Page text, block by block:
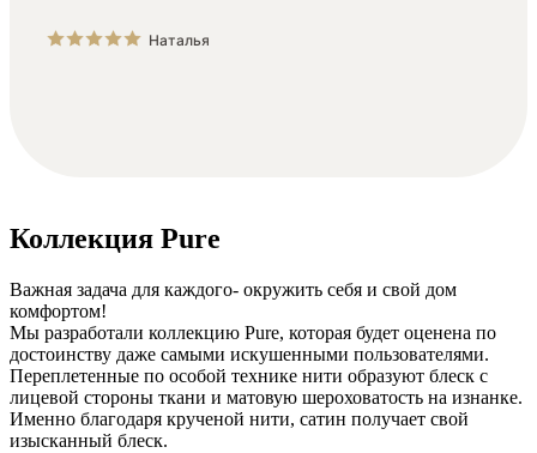
Наталья
Коллекция Pure
Важная задача для каждого- окружить себя и свой дом
комфортом!
Мы разработали коллекцию Pure, которая будет оценена по
достоинству даже самыми искушенными пользователями.
Переплетенные по особой технике нити образуют блеск с
лицевой стороны ткани и матовую шероховатость на изнанке.
Именно благодаря крученой нити, сатин получает свой
изысканный блеск.